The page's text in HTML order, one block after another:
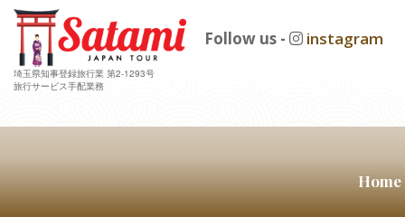
Follow us - instagram
埼玉県知事登録旅行業 第2-1293号
旅行サービス手配業務
Home